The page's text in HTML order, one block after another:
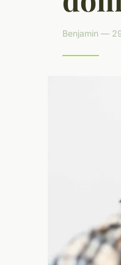
Benjamin —